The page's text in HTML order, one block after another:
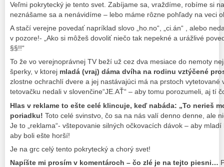
Veľmi pokrytecký je tento svet. Zabíjame sa, vraždíme, robíme si
neznášame sa a nenávidíme – lebo máme rôzne pohľady na veci
A stačí verejne povedať napríklad slovo „ho.no“, „ci.án“ , alebo
v pozore!- „Ako si môžeš dovoliť niečo tak nepekné a urážlivé
§§!!“
To že vo verejnoprávnej TV beží už cez dva mesiace do nemoty
šperky, v ktorej mladá (vraj) dáma dvíha na rodinu vztýčené
zlostne ochrachlí dvere a jej nastávajúci má na prstoch
tetovačku nedali v slovenčine“JE.AŤ“ – aby tomu porozumeli, aj tí
Hlas v reklame to ešte celé klincuje, keď nabáda: „To nerieš
poriadku! Toto celé svinstvo, čo sa na nás valí denno denne, ale
Je to „reklama“- vštepovanie silných očkovacích dávok – aby
aby boli ešte horší!
Je na grc celý tento pokrytecký a chorý svet!
Napíšte mi prosím v komentároch – čo zlé je na tejto piesni…